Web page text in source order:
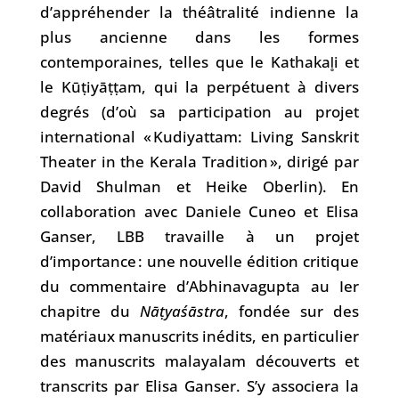
d’appréhender la théâtralité indienne la
plus ancienne dans les formes
contemporaines, telles que le Kathakal̥i et
le Kūṭiyāṭṭam, qui la perpétuent à divers
degrés (d’où sa participation au projet
international « Kudiyattam: Living Sanskrit
Theater in the Kerala Tradition », dirigé par
David Shulman et Heike Oberlin). En
collaboration avec Daniele Cuneo et Elisa
Ganser, LBB travaille à un projet
d’importance : une nouvelle édition critique
du commentaire d’Abhinavagupta au Ier
chapitre du Nāṭyaśāstra, fondée sur des
matériaux manuscrits inédits, en particulier
des manuscrits malayalam découverts et
transcrits par Elisa Ganser. S’y associera la